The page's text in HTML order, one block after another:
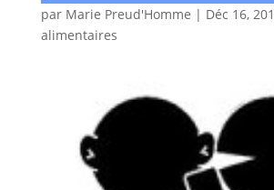
par Marie Preud'Homme | Déc 16,
alimentaires